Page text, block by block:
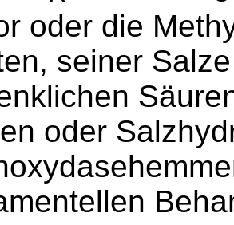
oder die
seiner
oder